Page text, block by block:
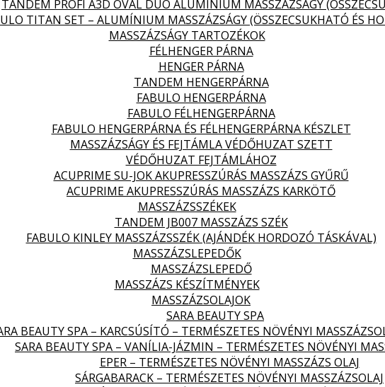
TANDEM PROFI A3D OVAL DUO ALUMÍNIUM MASSZÁZSÁGY
TITAN SET – ALUMÍNIUM MASSZÁZSÁGY (ÖSSZECSUKHATÓ ÉS
MASSZÁZSÁGY TARTOZÉKOK
FÉLHENGER PÁRNA
HENGER PÁRNA
TANDEM HENGERPÁRNA
FABULO HENGERPÁRNA
FABULO FÉLHENGERPÁRNA
FABULO HENGERPÁRNA ÉS FÉLHENGERPÁRNA KÉSZLET
MASSZÁZSÁGY ÉS FEJTÁMLA VÉDŐHUZAT SZETT
VÉDŐHUZAT FEJTÁMLÁHOZ
ACUPRIME SU-JOK AKUPRESSZÚRÁS MASSZÁZS GYŰRŰ
ACUPRIME AKUPRESSZÚRÁS MASSZÁZS KARKÖTŐ
MASSZÁZSSZÉKEK
TANDEM JB007 MASSZÁZS SZÉK
FABULO KINLEY MASSZÁZSSZÉK (AJÁNDÉK HORDOZÓ TÁSKÁVAL)
MASSZÁZSLEPEDŐK
MASSZÁZSLEPEDŐ
MASSZÁZS KÉSZÍTMÉNYEK
MASSZÁZSOLAJOK
SARA BEAUTY SPA
BEAUTY SPA – KARCSÚSÍTÓ – TERMÉSZETES NÖVÉNYI
SARA BEAUTY SPA – VANÍLIA-JÁZMIN – TERMÉSZETES NÖVÉNYI
EPER – TERMÉSZETES NÖVÉNYI MASSZÁZS OLAJ
SÁRGABARACK – TERMÉSZETES NÖVÉNYI MASSZÁZSOLAJ